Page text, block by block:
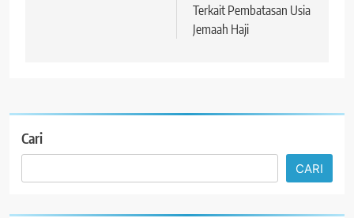
Terkait Pembatasan Usia
Jemaah Haji
Cari
CARI